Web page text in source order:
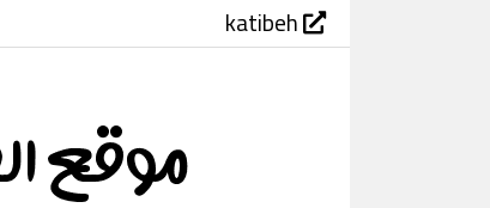
katibeh